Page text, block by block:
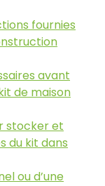
fournies
avant
de maison
stocker et
du kit dans
ou d’une